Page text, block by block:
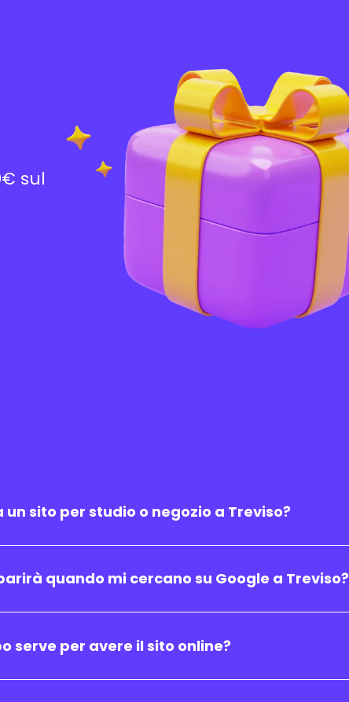
sul
sito per studio o negozio a Treviso?
quando mi cercano su Google a Treviso?
serve per avere il sito online?